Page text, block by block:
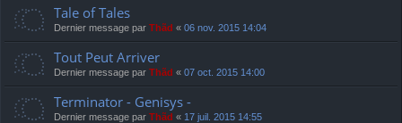
Tale of Tales
Dernier message par Thãd « 06 nov. 2015 14:04
Tout Peut Arriver
Dernier message par Thãd « 07 oct. 2015 14:00
Terminator - Genisys -
Dernier message par Thãd « 17 juil. 2015 14:55